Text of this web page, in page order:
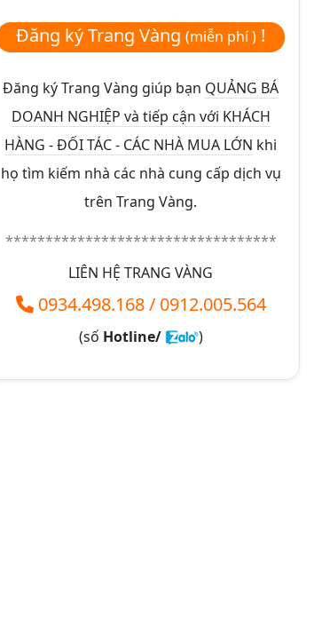
Đăng ký Trang Vàng (miễn phí ) !
Đăng ký Trang Vàng giúp bạn QUẢNG BÁ
DOANH NGHIỆP và tiếp cận với KHÁCH
HÀNG - ĐỐI TÁC - CÁC NHÀ MUA LỚN khi
họ tìm kiếm nhà các nhà cung cấp dịch vụ
trên Trang Vàng.
**********************************
LIÊN HỆ TRANG VÀNG
0934.498.168/ 0912.005.564
(số Hotline/ )